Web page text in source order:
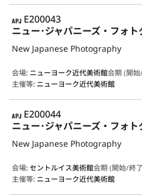
APJ
E200043
ニュー･ジャパニーズ・フォト
New Japanese Photography
会場: ニューヨーク近代美術館会期 (開
主催等: ニューヨーク近代美術館
APJ
E200044
ニュー･ジャパニーズ・フォト
New Japanese Photography
会場:セントルイス美術館会期 (開始/終
主催等: ニューヨーク近代美術館